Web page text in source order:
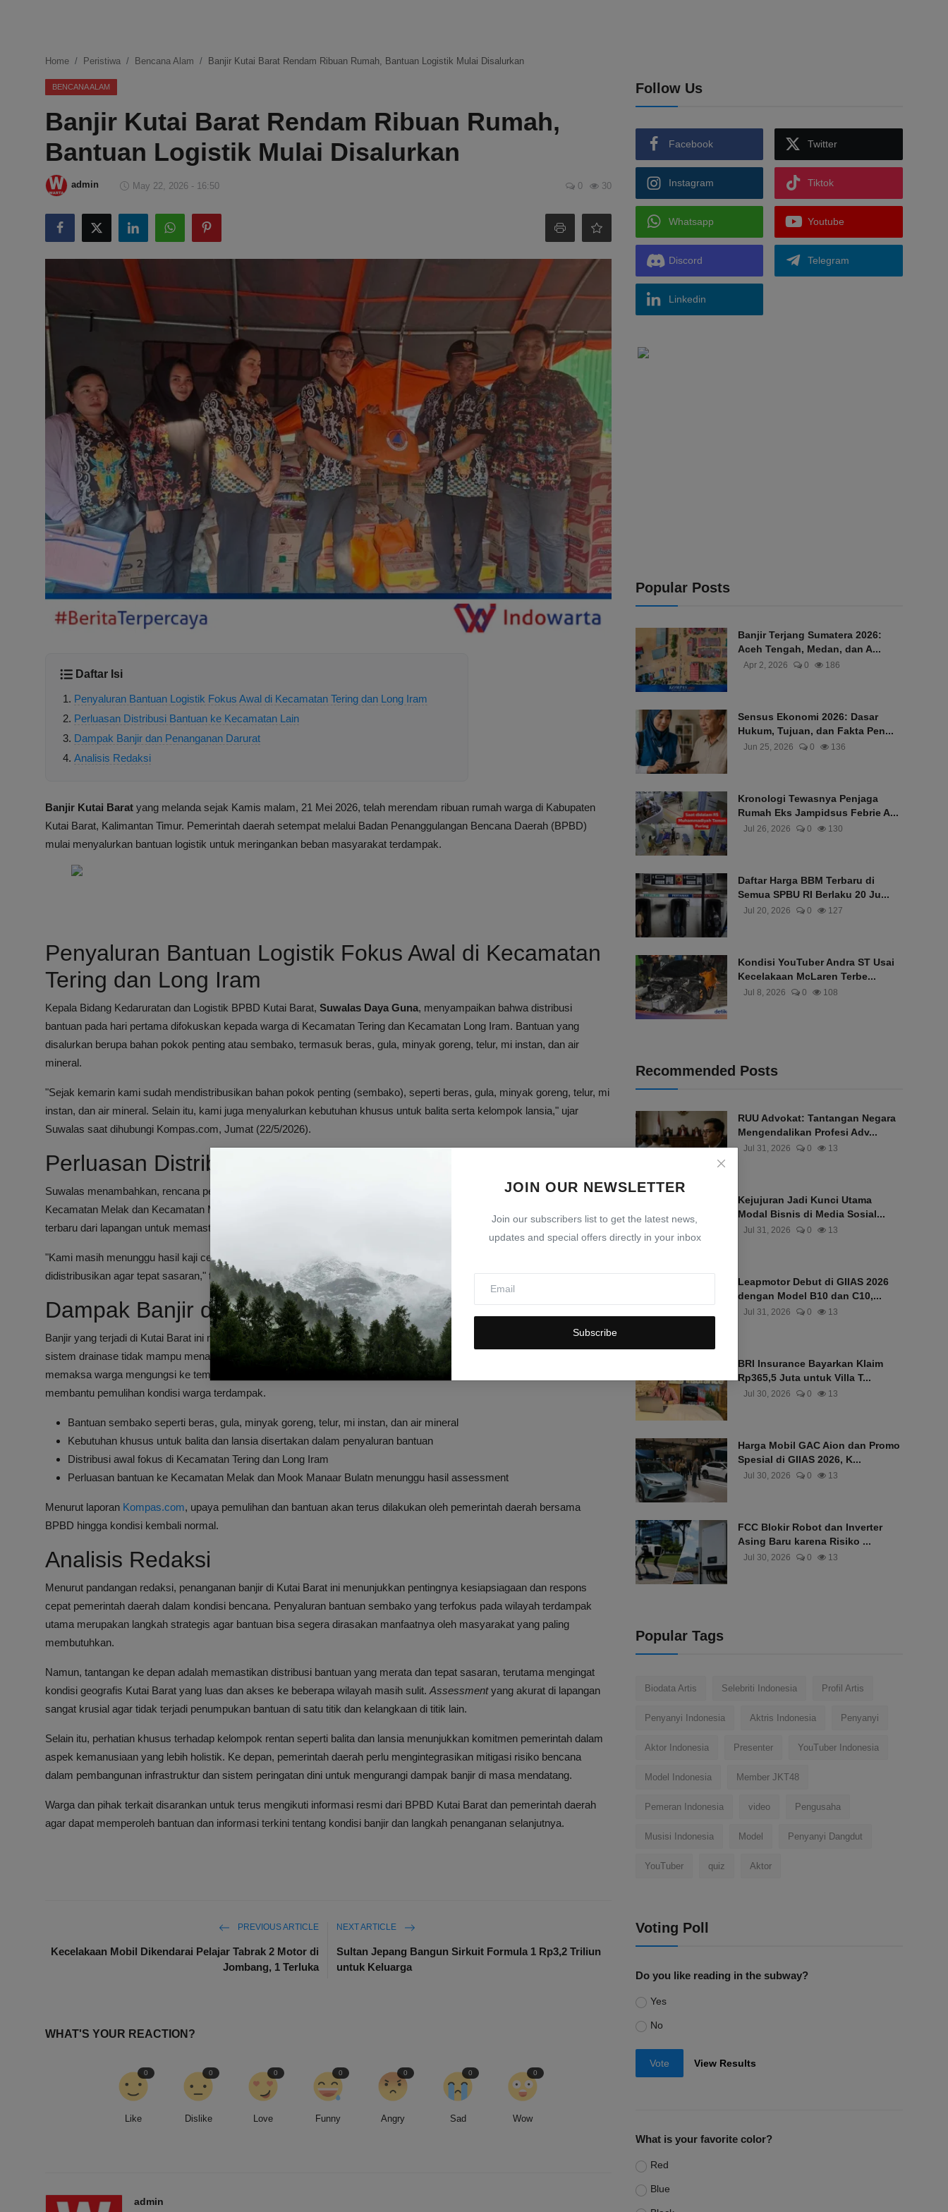
Ekonomi
Internasional
Teknologi
Hiburan
Kesehatan
JOIN OUR NEWSLETTER
Join our subscribers list to get the latest news,
updates and special offers directly in your inbox
Subscribe
Home Peristiwa Bencana Alam Banjir Kutai Barat Rendam Ribuan Rumah, Bantuan Logistik Mulai Disalurkan
BENCANA ALAM
Banjir Kutai Barat Rendam Ribuan Rumah,
Bantuan Logistik Mulai Disalurkan
admin May 22, 2026 - 16:50 0 30
Daftar Isi
Penyaluran Bantuan Logistik Fokus Awal di Kecamatan Tering dan Long Iram
Perluasan Distribusi Bantuan ke Kecamatan Lain
Dampak Banjir dan Penanganan Darurat
Analisis Redaksi
Banjir Kutai Barat yang melanda sejak Kamis malam, 21 Mei 2026, telah merendam ribuan rumah warga di Kabupaten
Kutai Barat, Kalimantan Timur. Pemerintah daerah setempat melalui Badan Penanggulangan Bencana Daerah (BPBD)
mulai menyalurkan bantuan logistik untuk meringankan beban masyarakat terdampak.
Penyaluran Bantuan Logistik Fokus Awal di Kecamatan
Tering dan Long Iram
Kepala Bidang Kedaruratan dan Logistik BPBD Kutai Barat, Suwalas Daya Guna, menyampaikan bahwa distribusi
bantuan pada hari pertama difokuskan kepada warga di Kecamatan Tering dan Kecamatan Long Iram. Bantuan yang
disalurkan berupa bahan pokok penting atau sembako, termasuk beras, gula, minyak goreng, telur, mi instan, dan air
mineral.
"Sejak kemarin kami sudah mendistribusikan bahan pokok penting (sembako), seperti beras, gula, minyak goreng, telur, mi
instan, dan air mineral. Selain itu, kami juga menyalurkan kebutuhan khusus untuk balita serta kelompok lansia," ujar
Suwalas saat dihubungi Kompas.com, Jumat (22/5/2026).
Perluasan Distribusi Bantuan ke Kecamatan Lain
Suwalas menambahkan, rencana penyaluran bantuan akan diperluas ke wilayah lain yang terdampak banjir, seperti
Kecamatan Melak dan Kecamatan Mook Manaar Bulatn. Namun, pihaknya masih menunggu hasil kaji cepat (assessment)
terbaru dari lapangan untuk memastikan jumlah dan jenis bantuan yang tepat sasaran.
"Kami masih menunggu hasil kaji cepat terbaru di lapangan guna menyesuaikan jumlah volume bantuan yang akan
didistribusikan agar tepat sasaran," tambah Suwalas.
Dampak Banjir dan Penanganan Darurat
Banjir yang terjadi di Kutai Barat ini merupakan dampak dari curah hujan tinggi yang menyebabkan meluapnya sungai dan
sistem drainase tidak mampu menampung air. Ribuan rumah terendam dengan ketinggian air bervariasi, sehingga
memaksa warga mengungsi ke tempat aman. Penyaluran bantuan logistik menjadi langkah awal pemerintah daerah dalam
membantu pemulihan kondisi warga terdampak.
Bantuan sembako seperti beras, gula, minyak goreng, telur, mi instan, dan air mineral
Kebutuhan khusus untuk balita dan lansia disertakan dalam penyaluran bantuan
Distribusi awal fokus di Kecamatan Tering dan Long Iram
Perluasan bantuan ke Kecamatan Melak dan Mook Manaar Bulatn menunggu hasil assessment
Menurut laporan Kompas.com, upaya pemulihan dan bantuan akan terus dilakukan oleh pemerintah daerah bersama
BPBD hingga kondisi kembali normal.
Analisis Redaksi
Menurut pandangan redaksi, penanganan banjir di Kutai Barat ini menunjukkan pentingnya kesiapsiagaan dan respons
cepat pemerintah daerah dalam kondisi bencana. Penyaluran bantuan sembako yang terfokus pada wilayah terdampak
utama merupakan langkah strategis agar bantuan bisa segera dirasakan manfaatnya oleh masyarakat yang paling
membutuhkan.
Namun, tantangan ke depan adalah memastikan distribusi bantuan yang merata dan tepat sasaran, terutama mengingat
kondisi geografis Kutai Barat yang luas dan akses ke beberapa wilayah masih sulit. Assessmentyang akurat di lapangan
sangat krusial agar tidak terjadi penumpukan bantuan di satu titik dan kelangkaan di titik lain.
Selain itu, perhatian khusus terhadap kelompok rentan seperti balita dan lansia menunjukkan komitmen pemerintah dalam
aspek kemanusiaan yang lebih holistik. Ke depan, pemerintah daerah perlu mengintegrasikan mitigasi risiko bencana
dalam pembangunan infrastruktur dan sistem peringatan dini untuk mengurangi dampak banjir di masa mendatang.
Warga dan pihak terkait disarankan untuk terus mengikuti informasi resmi dari BPBD Kutai Barat dan pemerintah daerah
agar dapat memperoleh bantuan dan informasi terkini tentang kondisi banjir dan langkah penanganan selanjutnya.
PREVIOUS ARTICLE
Kecelakaan Mobil Dikendarai Pelajar Tabrak 2 Motor di
Jombang, 1 Terluka
NEXT ARTICLE
Sultan Jepang Bangun Sirkuit Formula 1 Rp3,2 Triliun
untuk Keluarga
WHAT'S YOUR REACTION?
Like
0
Dislike
0
Love
0
Funny
0
Angry
0
Sad
0
Wow
0
admin
Follow Us
Facebook Twitter
Instagram Tiktok
Whatsapp Youtube
Discord Telegram
Linkedin
Popular Posts
Banjir Terjang Sumatera 2026:
Aceh Tengah, Medan, dan A...
Apr 2, 2026 0 186
Sensus Ekonomi 2026: Dasar
Hukum, Tujuan, dan Fakta Pen...
Jun 25, 2026 0 136
Kronologi Tewasnya Penjaga
Rumah Eks Jampidsus Febrie A...
Jul 26, 2026 0 130
Daftar Harga BBM Terbaru di
Semua SPBU RI Berlaku 20 Ju...
Jul 20, 2026 0 127
Kondisi YouTuber Andra ST Usai
Kecelakaan McLaren Terbe...
Jul 8, 2026 0 108
Recommended Posts
RUU Advokat: Tantangan Negara
Mengendalikan Profesi Adv...
Jul 31, 2026 0 13
Kejujuran Jadi Kunci Utama
Modal Bisnis di Media Sosial...
Jul 31, 2026 0 13
Leapmotor Debut di GIIAS 2026
dengan Model B10 dan C10,...
Jul 31, 2026 0 13
BRI Insurance Bayarkan Klaim
Rp365,5 Juta untuk Villa T...
Jul 30, 2026 0 13
Harga Mobil GAC Aion dan Promo
Spesial di GIIAS 2026, K...
Jul 30, 2026 0 13
FCC Blokir Robot dan Inverter
Asing Baru karena Risiko ...
Jul 30, 2026 0 13
Popular Tags
Biodata Artis Selebriti Indonesia Profil Artis
Penyanyi Indonesia Aktris Indonesia Penyanyi
Aktor Indonesia Presenter YouTuber Indonesia
Model Indonesia Member JKT48
Pemeran Indonesia video Pengusaha
Musisi Indonesia Model Penyanyi Dangdut
YouTuber quiz Aktor
Voting Poll
Do you like reading in the subway?
Yes
No
Vote View Results
What is your favorite color?
Red
Blue